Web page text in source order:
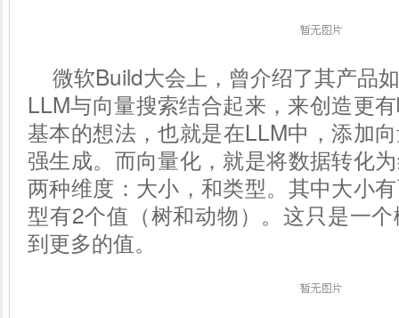
微软Build大会上，曾介绍了其产品
LLM与向量搜索结合起来，来创造更
基本的想法，也就是在LLM中，添加
强生成。而向量化，就是将数据转化
两种维度：大小，和类型。其中大小
型有2个值（树和动物）。这只是一
到更多的值。